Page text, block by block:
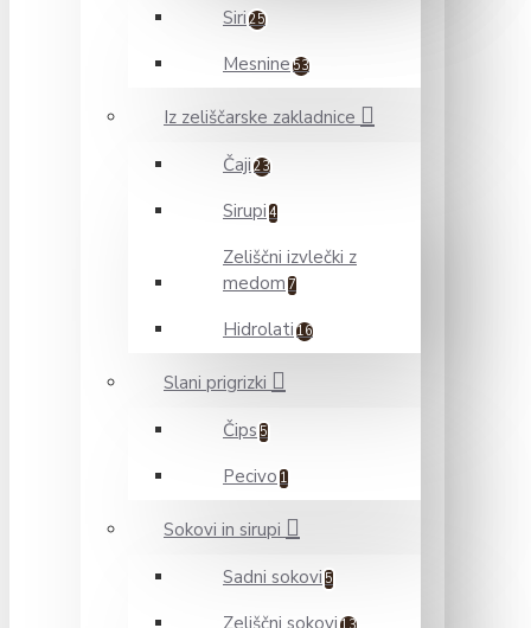
Siri 25
Mesnine 53
Iz zeliščarske zakladnice
Čaji 23
Sirupi 4
Zeliščni izvlečki z
medom 7
Hidrolati 16
Slani prigrizki
Čips 5
Pecivo 1
Sokovi in sirupi
Sadni sokovi 5
Zeliščni sokovi